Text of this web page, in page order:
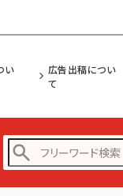
い
広告出稿につい
て